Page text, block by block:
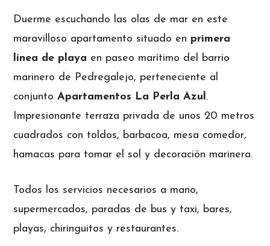
Duerme escuchando las olas de mar en este
maravilloso apartamento situado en primera
línea de playa en paseo marítimo del barrio
marinero de Pedregalejo, perteneciente al
conjuntoApartamentos La Perla Azul .
Impresionante terraza privada de unos 20 metros
cuadrados con toldos, barbacoa, mesa comedor,
hamacas para tomar el sol y decoración marinera.
Todos los servicios necesarios a mano,
supermercados, paradas de bus y taxi, bares,
playas, chiringuitos y restaurantes.